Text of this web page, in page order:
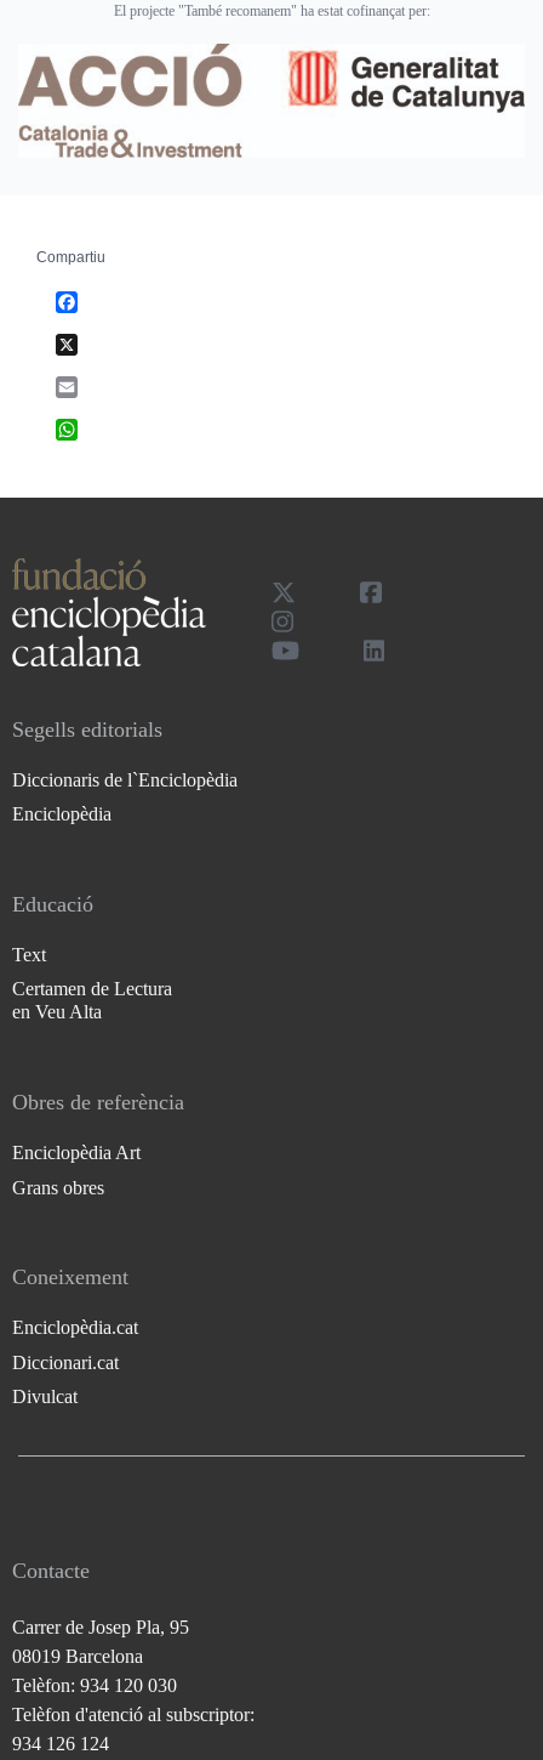
El projecte "També recomanem" ha estat cofinançat per:
Compartiu
Segells editorials
Diccionaris de l`Enciclopèdia
Enciclopèdia
Educació
Text
Certamen de Lectura
en Veu Alta
Obres de referència
Enciclopèdia Art
Grans obres
Coneixement
Enciclopèdia.cat
Diccionari.cat
Divulcat
Contacte
Carrer de Josep Pla, 95
08019 Barcelona
Telèfon: 934 120 030
Telèfon d'atenció al subscriptor:
934 126 124